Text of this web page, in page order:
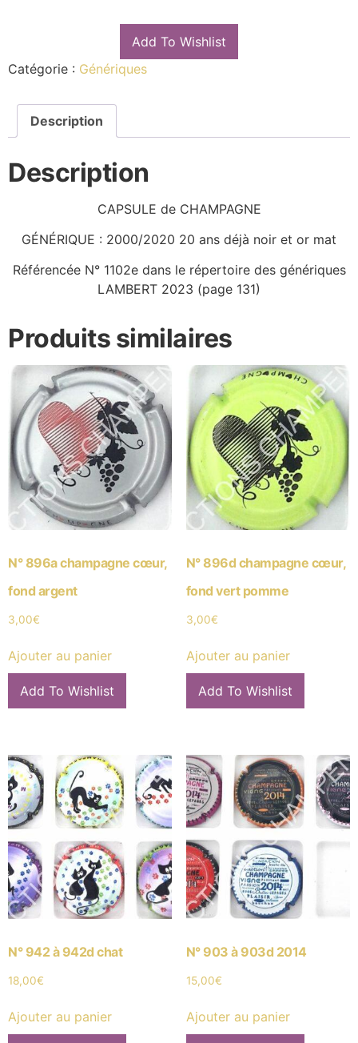
Add To Wishlist
Catégorie : Génériques
Description
Description
CAPSULE de CHAMPAGNE
GÉNÉRIQUE : 2000/2020 20 ans déjà noir et or mat
Référencée N° 1102e dans le répertoire des génériques
LAMBERT 2023 (page 131)
Produits similaires
N° 896a champagne cœur,
fond argent
3,00€
Ajouter au panier
Add To Wishlist
N° 896d champagne cœur,
fond vert pomme
3,00€
Ajouter au panier
Add To Wishlist
N° 942 à 942d chat
18,00€
Ajouter au panier
N° 903 à 903d 2014
15,00€
Ajouter au panier